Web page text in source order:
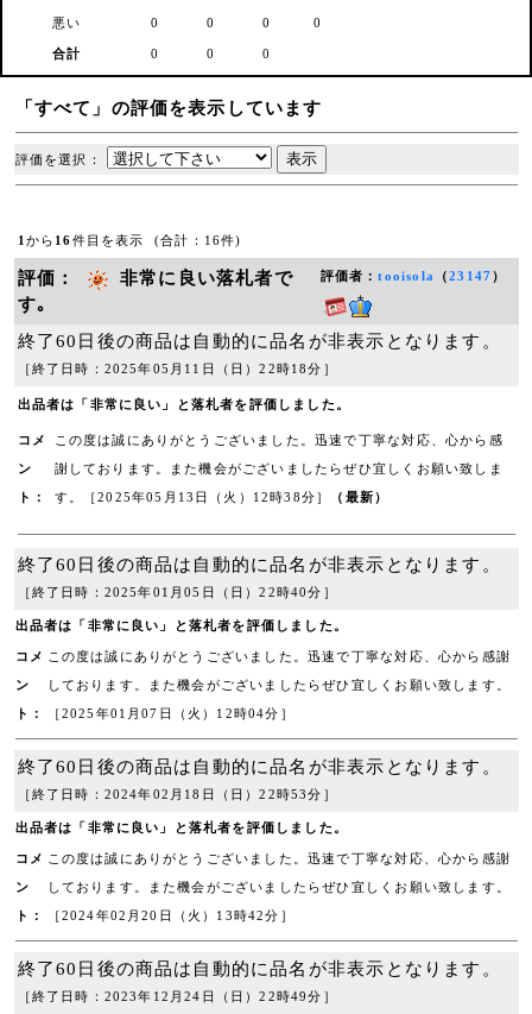
悪い 0 0 0 0
合計 0 0 0
「すべて」の評価を表示しています
評価を選択：
1 から 16件目を表示 (合計：16件)
評価：
非常に良い落札者で
す｡
評価者：tooisola （23147）
終了60日後の商品は自動的に品名が非表示となります。
［終了日時：2025年05月11日（日）22時18分］
出品者は「非常に良い」と落札者を評価しました。
コメ
ン
ト：
この度は誠にありがとうございました。迅速で丁寧な対応、心から感
謝しております。また機会がございましたらぜひ宜しくお願い致しま
す。［2025年05月13日（火）12時38分］ （最新）
終了60日後の商品は自動的に品名が非表示となります。
［終了日時：2025年01月05日（日）22時40分］
出品者は「非常に良い」と落札者を評価しました。
コメ
ン
ト：
この度は誠にありがとうございました。迅速で丁寧な対応、心から感謝
しております。また機会がございましたらぜひ宜しくお願い致します。
［2025年01月07日（火）12時04分］
終了60日後の商品は自動的に品名が非表示となります。
［終了日時：2024年02月18日（日）22時53分］
出品者は「非常に良い」と落札者を評価しました。
コメ
ン
ト：
この度は誠にありがとうございました。迅速で丁寧な対応、心から感謝
しております。また機会がございましたらぜひ宜しくお願い致します。
［2024年02月20日（火）13時42分］
終了60日後の商品は自動的に品名が非表示となります。
［終了日時：2023年12月24日（日）22時49分］